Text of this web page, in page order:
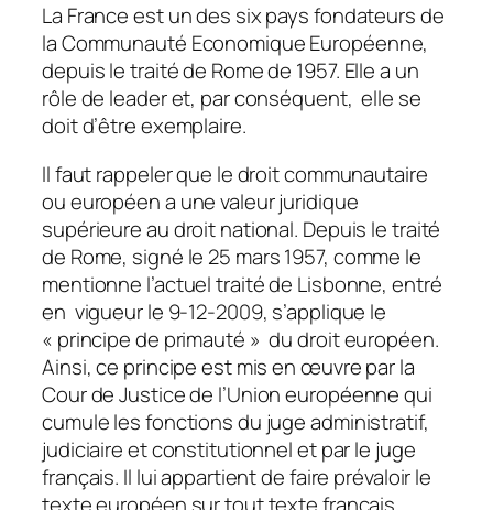
La France est un des six pays fondateurs de
la Communauté Economique Européenne,
depuis le traité de Rome de 1957. Elle a un
rôle de leader et, par conséquent, elle se
doit d’être exemplaire.
Il faut rappeler que le droit communautaire
ou européen a une valeur juridique
supérieure au droit national. Depuis le traité
de Rome, signé le 25 mars 1957, comme le
mentionne l’actuel traité de Lisbonne, entré
en vigueur le 9-12-2009, s’applique le
« principe de primauté » du droit européen.
Ainsi, ce principe est mis en œuvre par la
Cour de Justice de l’Union européenne qui
cumule les fonctions du juge administratif,
judiciaire et constitutionnel et par le juge
français. Il lui appartient de faire prévaloir le
texte européen sur tout texte français